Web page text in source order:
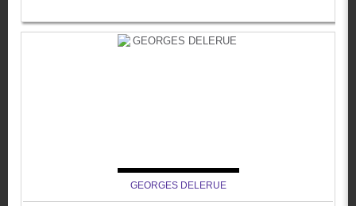
GEORGES DELERUE